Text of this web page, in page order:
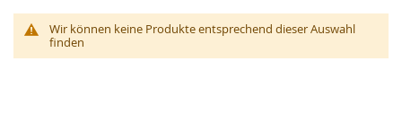
Wir können keine Produkte entsprechend dieser Auswahl
finden